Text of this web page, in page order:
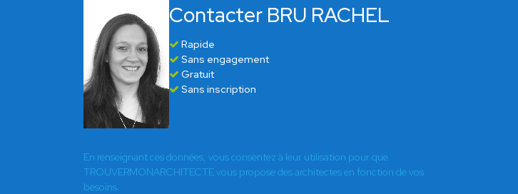
Contacter BRU RACHEL
Rapide
Sans engagement
Gratuit
Sans inscription
En renseignant ces données, vous consentez à leur utilisation pour que
TROUVERMONARCHITECTE vous propose des architectes en fonction de vos
besoins.